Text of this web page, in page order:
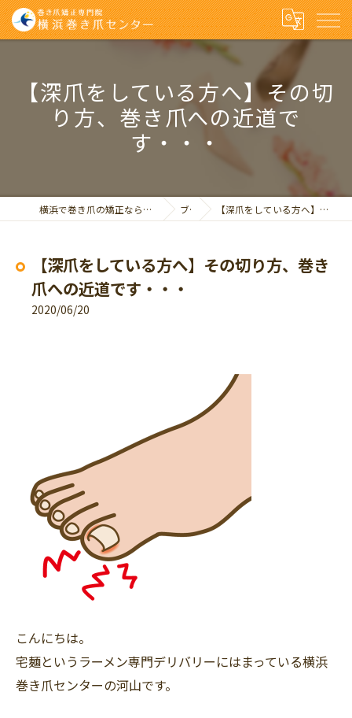
【深爪をしている方へ】その切
り方、巻き爪への近道で
す・・・
横浜で巻き爪の矯正なら巻き爪矯正専門院 横浜巻き爪センター ブログ 【深爪をしている方へ】その切り方、巻き爪への近道です・・・
【深爪をしている方へ】その切り方、巻き
爪への近道です・・・
2020/06/20
こんにちは。
宅麺というラーメン専門デリバリーにはまっている横浜
巻き爪センターの河山です。